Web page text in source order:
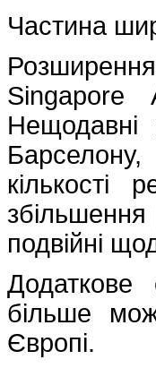
Частина
Singapore
подвійні
Додаткове
більше
Європі.